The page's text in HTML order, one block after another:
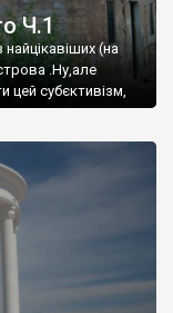
Ч.1
(на
.Ну,але
субєктивізм,